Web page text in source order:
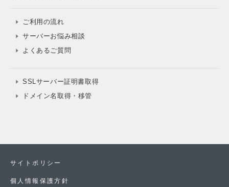
ご利用の流れ
サーバーお悩み相談
よくあるご質問
SSLサーバー証明書取得
ドメイン名取得・移管
サイトポリシー
個人情報保護方針